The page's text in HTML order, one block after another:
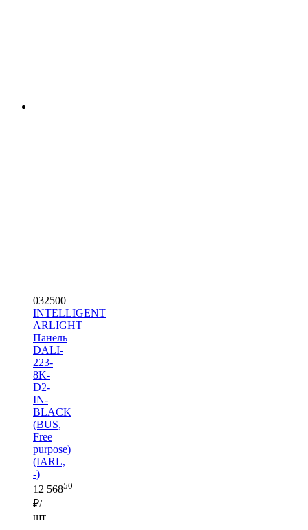
032500
INTELLIGENT
ARLIGHT
Панель
DALI-
223-
8K-
D2-
IN-
BLACK
(BUS,
Free
purpose)
(IARL,
-)
12 56850
₽/
шт